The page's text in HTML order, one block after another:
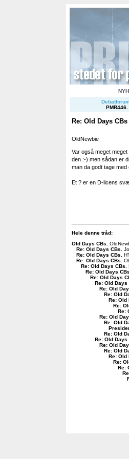
PMR446.
Re: Old Days
OldNewbie
Var også meget
den :-) men sådan er
man da godt tage med
Et ? er en D-licens
Hele denne tråd:
Old Days CBs
Re: Old Days CBs
Re: Old Days CBs
Re: Old Days CBs
Re: Old Days CBs
Re: Old Days CBs
Re: Old Days
Re: Old
Re: Old
Re: Old
Re: Old
Re:
Re:
Re: Old
Re: Old
Re: Old
Re: Old Days
Re: Old
Re: Old
Re: Old
Re:
Re: